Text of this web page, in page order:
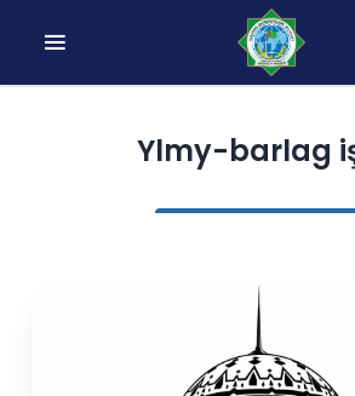
Ylmy-barlag